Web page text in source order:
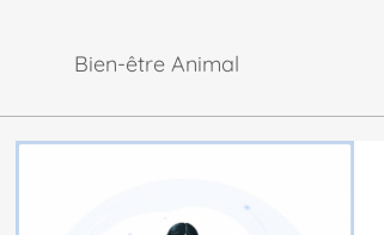
Bien-être Animal